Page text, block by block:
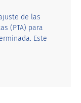
de las
(PTA) para
Este